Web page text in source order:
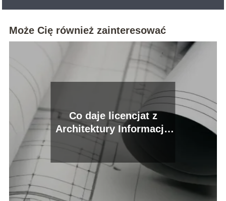
Może Cię również zainteresować
Co daje licencjat z
Architektury Informacji:
klucz do sukcesu w
branży